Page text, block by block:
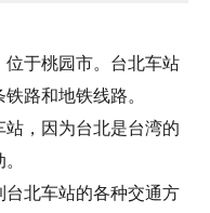
于桃园市。台北车站
路和地铁线路。
，因为台北是台湾的
北车站的各种交通方